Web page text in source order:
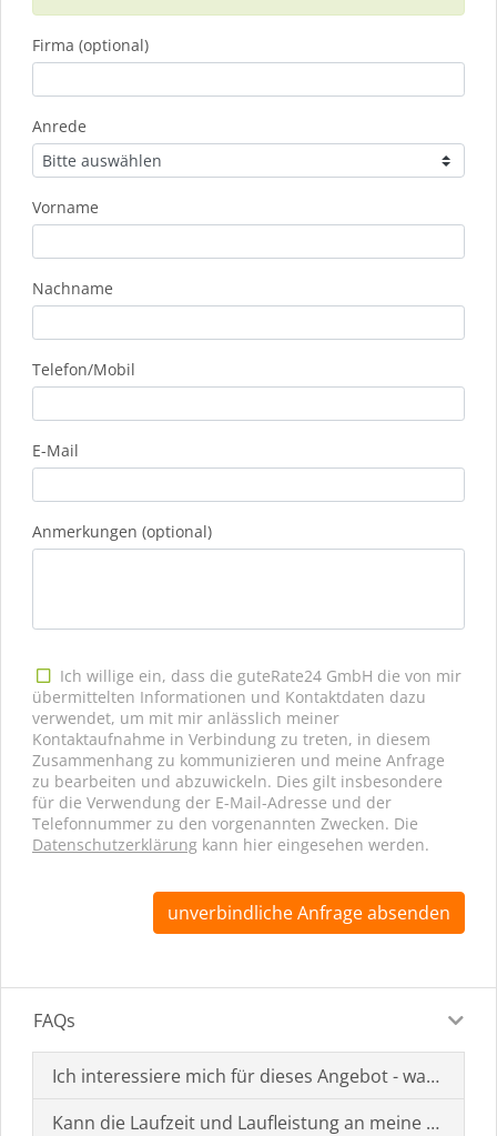
Firma (optional)
Anrede
Vorname
Nachname
Telefon/Mobil
E-Mail
Anmerkungen (optional)
Ich willige ein, dass die guteRate24 GmbH die von mir
übermittelten Informationen und Kontaktdaten dazu
verwendet, um mit mir anlässlich meiner
Kontaktaufnahme in Verbindung zu treten, in diesem
Zusammenhang zu kommunizieren und meine Anfrage
zu bearbeiten und abzuwickeln. Dies gilt insbesondere
für die Verwendung der E-Mail-Adresse und der
Telefonnummer zu den vorgenannten Zwecken. Die
Datenschutzerklärung kann hier eingesehen werden.
unverbindliche Anfrage absenden
FAQs
Ich interessiere mich für dieses Angebot - was muss
Kann die Laufzeit und Laufleistung an meine